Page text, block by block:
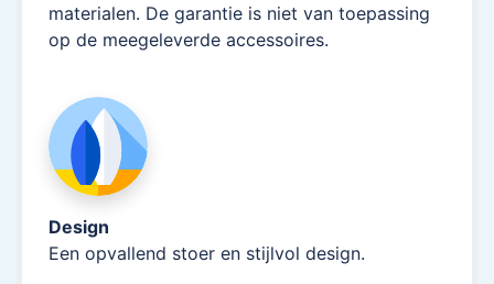
materialen. De garantie is niet van toepassing
op de meegeleverde accessoires.
Design
Een opvallend stoer en stijlvol design.